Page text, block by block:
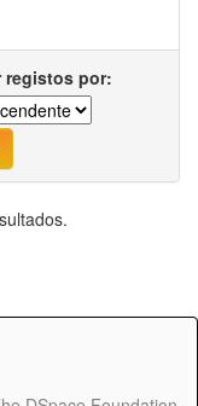
registos por: